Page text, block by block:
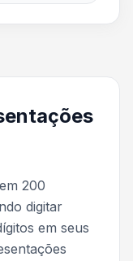
200
digitar
em seus